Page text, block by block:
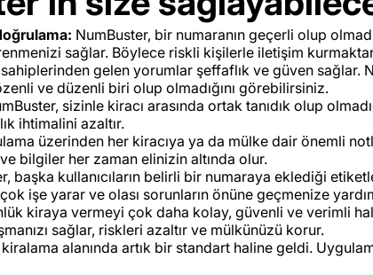
NumBuster, bir numaranın geçerli olup
sağlar. Böylece riskli kişilerle iletişim
gelen yorumlar şeffaflık ve güven sağlar.
ve düzenli biri olup olmadığını görebilirsiniz.
sizinle kiracı arasında ortak tanıdık olup
ihtimalini azaltır.
üzerinden her kiracıya ya da mülke dair önemli
bilgiler her zaman elinizin altında olur.
başka kullanıcıların belirli bir numaraya eklediği
işe yarar ve olası sorunların önüne geçmenize
kiraya vermeyi çok daha kolay, güvenli ve verimli
sağlar, riskleri azaltır ve mülkünüzü korur.
alanında artık bir standart haline geldi.